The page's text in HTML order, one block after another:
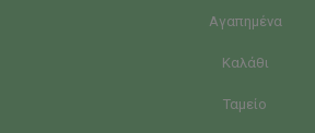
Αγαπημένα
Καλάθι
Ταμείο